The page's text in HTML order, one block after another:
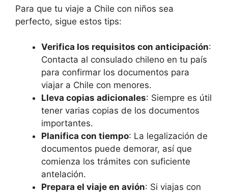
Para que tu viaje a Chile con niños sea
perfecto, sigue estos tips:
Verifica los requisitos con anticipación:
Contacta al consulado chileno en tu país
para confirmar los documentos para
viajar a Chile con menores.
Lleva copias adicionales: Siempre es útil
tener varias copias de los documentos
importantes.
Planifica con tiempo: La legalización de
documentos puede demorar, así que
comienza los trámites con suficiente
antelación.
Prepara el viaje en avión: Si viajas con